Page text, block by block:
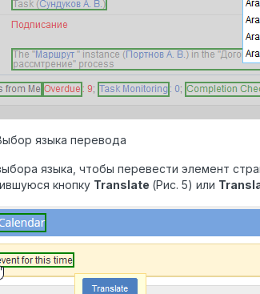
языка перевода
языка, чтобы перевести элемент
кнопку Translate (Рис. 5) или